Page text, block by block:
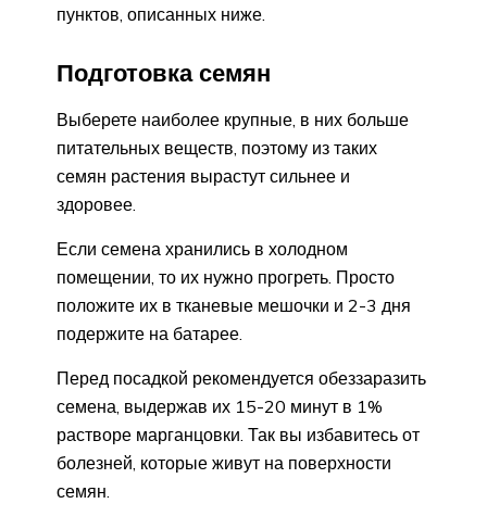
пунктов, описанных ниже.
Подготовка семян
Выберете наиболее крупные, в них больше
питательных веществ, поэтому из таких
семян растения вырастут сильнее и
здоровее.
Если семена хранились в холодном
помещении, то их нужно прогреть. Просто
положите их в тканевые мешочки и 2-3 дня
подержите на батарее.
Перед посадкой рекомендуется обеззаразить
семена, выдержав их 15-20 минут в 1%
растворе марганцовки. Так вы избавитесь от
болезней, которые живут на поверхности
семян.